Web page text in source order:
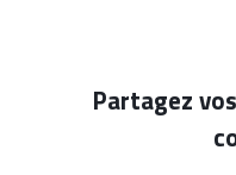
Partagez